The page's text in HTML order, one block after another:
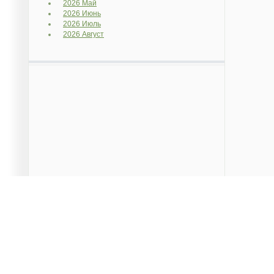
2026 Май
2026 Июнь
2026 Июль
2026 Август